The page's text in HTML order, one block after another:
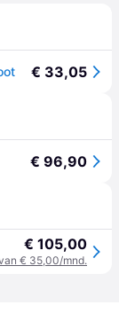
€ 33,05
€ 96,90
€ 105,00
€ 35,00/mnd.